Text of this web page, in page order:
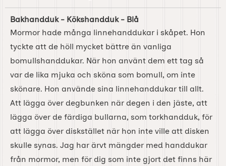
Bakhandduk - Kökshandduk - Blå
Mormor hade många linnehanddukar i skåpet. Hon
tyckte att de höll mycket bättre än vanliga
bomullshanddukar. När hon använt dem ett tag så
var de lika mjuka och sköna som bomull, om inte
skönare. Hon använde sina linnehanddukar till allt.
Att lägga över degbunken när degen i den jäste, att
lägga över de färdiga bullarna, som torkhandduk, för
att lägga över diskstället när hon inte ville att disken
skulle synas. Jag har ärvt mängder med handdukar
från mormor, men för dig som inte gjort det finns här